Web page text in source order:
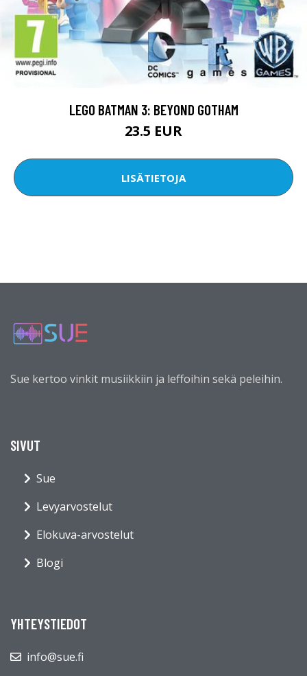
LEGO BATMAN 3: BEYOND GOTHAM
23.5 EUR
LISÄTIETOJA
Sue kertoo vinkit musiikkiin ja leffoihin sekä peleihin.
SIVUT
Sue
Levyarvostelut
Elokuva-arvostelut
Blogi
YHTEYSTIEDOT
info@sue.fi